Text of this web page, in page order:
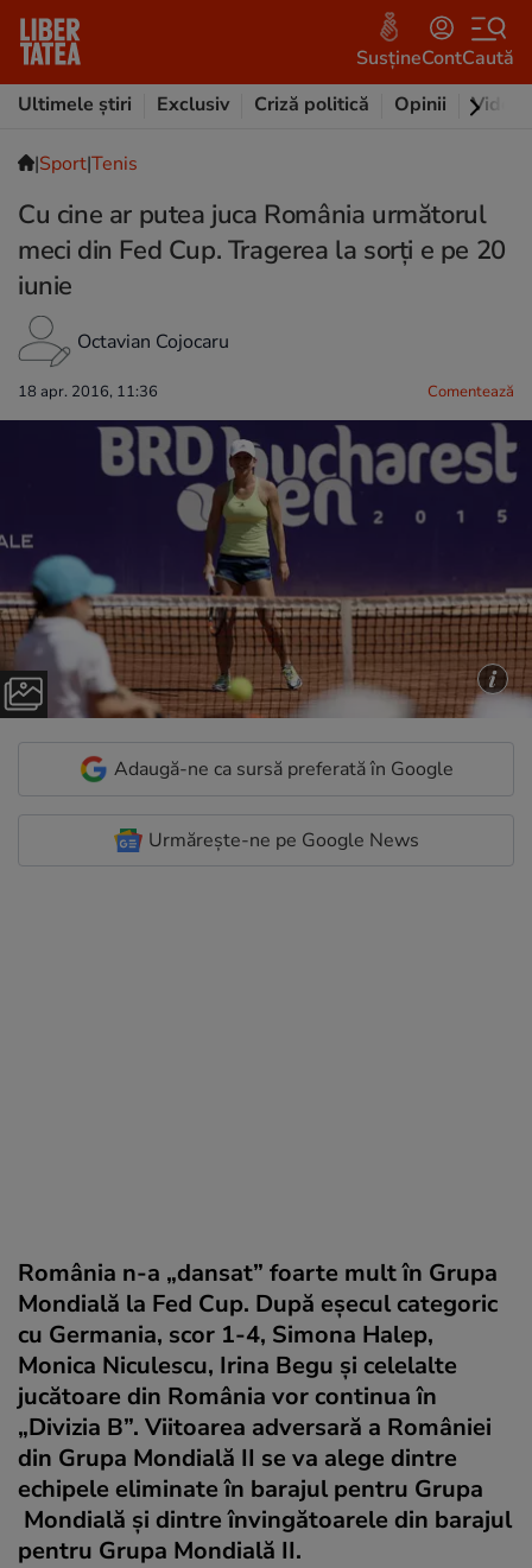
SusțineContCaută
Ultimele știri
Exclusiv Criză politică Opinii Video
|Sport|Tenis
Cu cine ar putea juca România următorul
meci din Fed Cup. Tragerea la sorți e pe 20
iunie
Octavian Cojocaru
18 apr. 2016, 11:36 Comentează
Adaugă-ne ca sursă preferată în Google
Urmărește-ne pe Google News
România n-a „dansat” foarte mult în Grupa
Mondială la Fed Cup. După eșecul categoric
cu Germania, scor 1-4, Simona Halep,
Monica Niculescu, Irina Begu și celelalte
jucătoare din România vor continua în
„Divizia B”. Viitoarea adversară a României
din Grupa Mondială II se va alege dintre
echipele eliminate în barajul pentru Grupa
Mondială și dintre învingătoarele din barajul
pentru Grupa Mondială II.